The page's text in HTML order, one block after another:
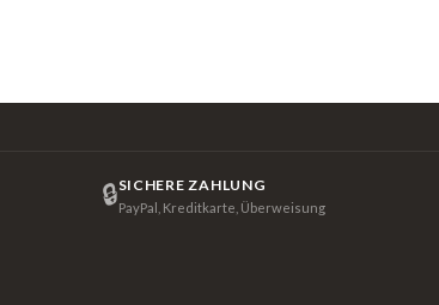
🔒SICHERE ZAHLUNG
PayPal, Kreditkarte, Überweisung